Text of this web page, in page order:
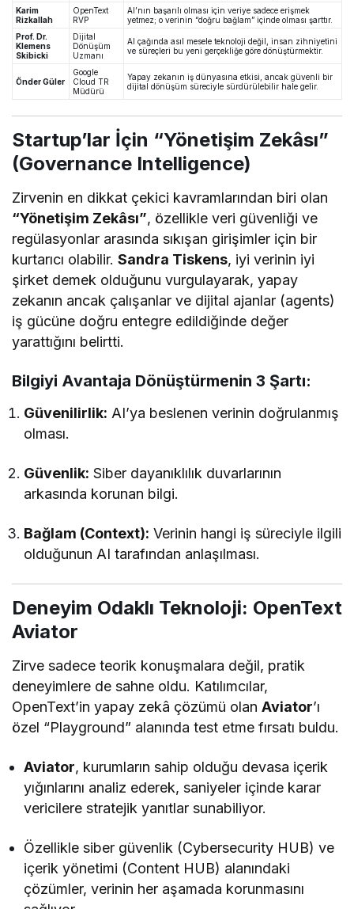
Karim
Rizkallah
OpenText
RVP
AI’nın başarılı olması için veriye sadece erişmek
yetmez; o verinin “doğru bağlam” içinde olması şarttır.
Prof. Dr.
Klemens
Skibicki
Dijital
Dönüşüm
Uzmanı
AI çağında asıl mesele teknoloji değil, insan zihniyetini
ve süreçleri bu yeni gerçekliğe göre dönüştürmektir.
Önder Güler
Google
Cloud TR
Müdürü
Yapay zekanın iş dünyasına etkisi, ancak güvenli bir
dijital dönüşüm süreciyle sürdürülebilir hale gelir.
Startup’lar İçin “Yönetişim Zekâsı”
(Governance Intelligence)
Zirvenin en dikkat çekici kavramlarından biri olan
“Yönetişim Zekâsı”, özellikle veri güvenliği ve
regülasyonlar arasında sıkışan girişimler için bir
kurtarıcı olabilir.Sandra Tiskens, iyi verinin iyi
şirket demek olduğunu vurgulayarak, yapay
zekanın ancak çalışanlar ve dijital ajanlar (agents)
iş gücüne doğru entegre edildiğinde değer
yarattığını belirtti.
Bilgiyi Avantaja Dönüştürmenin 3 Şartı:
Güvenilirlik: AI’ya beslenen verinin doğrulanmış
olması.
Güvenlik: Siber dayanıklılık duvarlarının
arkasında korunan bilgi.
Bağlam (Context): Verinin hangi iş süreciyle ilgili
olduğunun AI tarafından anlaşılması.
Deneyim Odaklı Teknoloji: OpenText
Aviator
Zirve sadece teorik konuşmalara değil, pratik
deneyimlere de sahne oldu. Katılımcılar,
OpenText’in yapay zekâ çözümü olanAviator’ı
özel “Playground” alanında test etme fırsatı buldu.
Aviator, kurumların sahip olduğu devasa içerik
yığınlarını analiz ederek, saniyeler içinde karar
vericilere stratejik yanıtlar sunabiliyor.
Özellikle siber güvenlik (Cybersecurity HUB) ve
içerik yönetimi (Content HUB) alanındaki
çözümler, verinin her aşamada korunmasını